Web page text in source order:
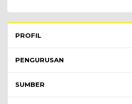
PROFIL
PENGURUSAN
SUMBER